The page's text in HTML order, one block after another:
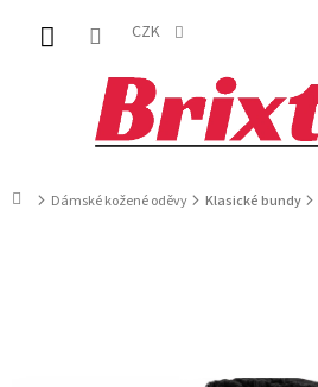
obsah
CZK
DomůDámské kožené oděvy Klasické bundy